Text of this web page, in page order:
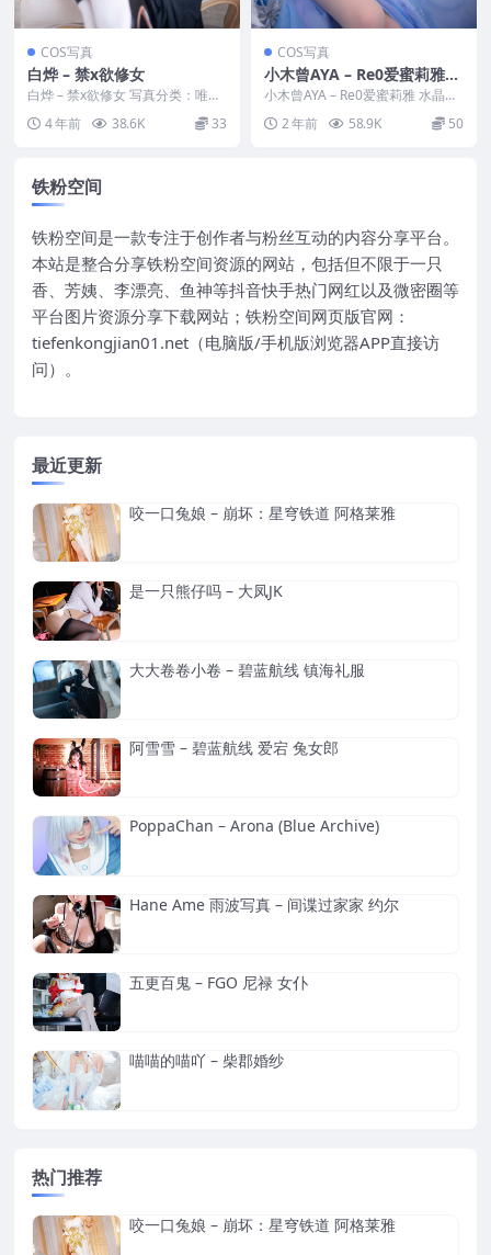
COS写真
白烨 – 禁x欲修女
白烨 – 禁x欲修女 写真分类：唯
美，参与模特：白烨 [套图大小]：
[77P+5...
4 年前 38.6K 33
COS写真
小木曾AYA – Re0爱蜜莉雅
水晶礼服
小木曾AYA – Re0爱蜜莉雅 水晶礼
服 写真分类：唯美，参与模特：
小木曾AY...
2 年前 58.9K 50
铁粉空间
铁粉空间是一款专注于创作者与粉丝互动的内容分享平台。
本站是整合分享铁粉空间资源的网站，包括但不限于一只
香、芳姨、李漂亮、鱼神等抖音快手热门网红以及微密圈等
平台图片资源分享下载网站；铁粉空间网页版官网：
tiefenkongjian01.net（电脑版/手机版浏览器APP直接访
问）。
最近更新
咬一口兔娘 – 崩坏：星穹铁道 阿格莱雅
是一只熊仔吗 – 大凤JK
大大卷卷小卷 – 碧蓝航线 镇海礼服
阿雪雪 – 碧蓝航线 爱宕 兔女郎
PoppaChan – Arona (Blue Archive)
Hane Ame 雨波写真 – 间谍过家家 约尔
五更百鬼 – FGO 尼禄 女仆
喵喵的喵吖 – 柴郡婚纱
热门推荐
咬一口兔娘 – 崩坏：星穹铁道 阿格莱雅